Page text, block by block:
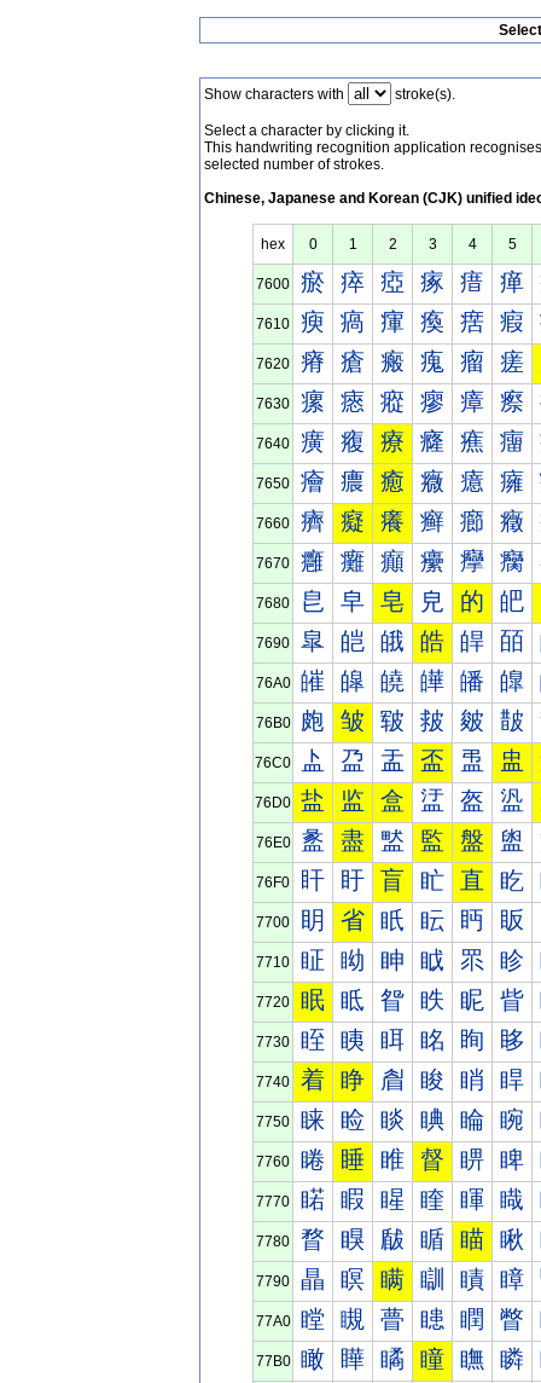
Show characters with stroke(s).
Select a character by clicking it.
This handwriting recognition application
selected number of strokes.
Chinese, Japanese and Korean (CJK) unified
hex 0 1 2 3 4 5
7600 瘀 瘁 瘂 瘃 瘄 瘅
7610 瘐 瘑 瘒 瘓 瘔 瘕
7620 瘠 瘡 瘢 瘣 瘤 瘥
7630 瘰 瘱 瘲 瘳 瘴 瘵
7640 癀 癁 療 癃 癄 癅
7650 癐 癑 癒 癓 癔 癕
7660 癠 癡 癢 癣 癤 癥
7670 癰 癱 癲 癳 癴 癵
7680 皀 皁 皂 皃 的 皅
7690 皐 皑 皒 皓 皔 皕
76A0 皠 皡 皢 皣 皤 皥
76B0 皰 皱 皲 皳 皴 皵
76C0 盀 盁 盂 盃 盄 盅
76D0 盐 监 盒 盓 盔 盕
76E0 盠 盡 盢 監 盤 盥
76F0 盰 盱 盲 盳 直 盵
7700 眀 省 眂 眃 眄 眅
7710 眐 眑 眒 眓 眔 眕
7720 眠 眡 眢 眣 眤 眥
7730 眰 眱 眲 眳 眴 眵
7740 着 睁 睂 睃 睄 睅
7750 睐 睑 睒 睓 睔 睕
7760 睠 睡 睢 督 睤 睥
7770 睰 睱 睲 睳 睴 睵
7780 瞀 瞁 瞂 瞃 瞄 瞅
7790 瞐 瞑 瞒 瞓 瞔 瞕
77A0 瞠 瞡 瞢 瞣 瞤 瞥
77B0 瞰 瞱 瞲 瞳 瞴 瞵